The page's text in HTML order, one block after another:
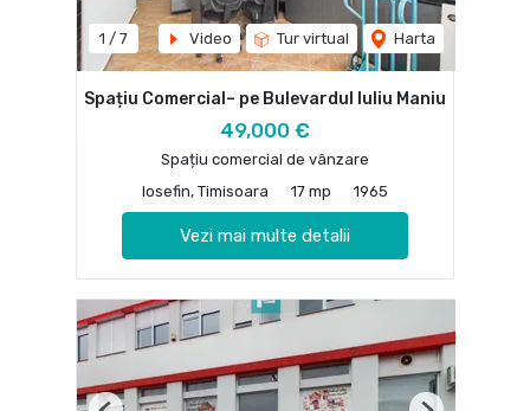
1 / 7 Video Tur virtual Harta
Spațiu Comercial– pe Bulevardul Iuliu Maniu
49,000 €
Spațiu comercial de vânzare
Iosefin, Timisoara
17 mp 1965
Vezi mai multe detalii